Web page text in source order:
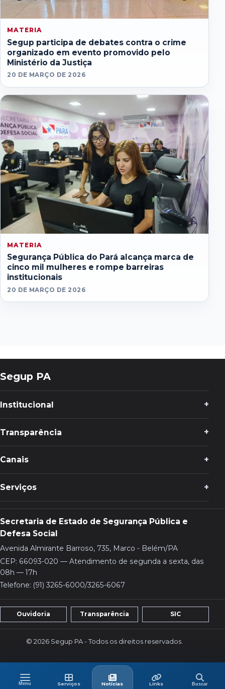
MenuMenu Serviços
ServiçosNotíciasÚltimas LinksLinks BuscarBuscar
MATERIA
Segup participa de debates contra o crime
organizado em evento promovido pelo
Ministério da Justiça
20 DE MARÇO DE 2026
MATERIA
Segurança Pública do Pará alcança marca de
cinco mil mulheres e rompe barreiras
institucionais
20 DE MARÇO DE 2026
Segup PA
Institucional
Transparência
Canais
Serviços
Secretaria de Estado de Segurança Pública e
Defesa Social
Avenida Almirante Barroso, 735, Marco - Belém/PA
CEP: 66093-020 — Atendimento de segunda a sexta, das
08h — 17h
Telefone: (91) 3265-6000/3265-6067
Ouvidoria Transparência SIC
© 2026 Segup PA - Todos os direitos reservados.